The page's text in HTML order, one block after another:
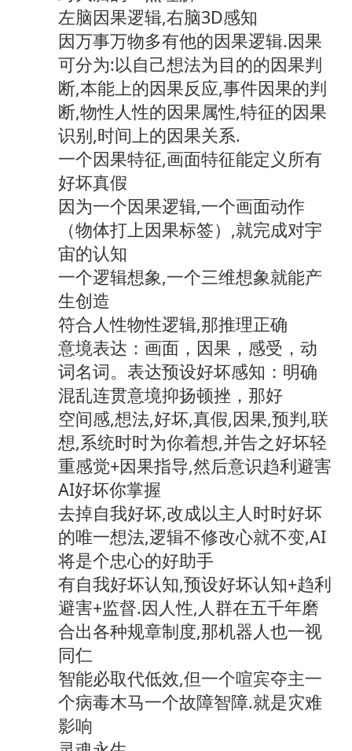
左脑因果逻辑,右脑3D感知
因万事万物多有他的因果逻辑.因果
可分为:以自己想法为目的的因果判
断,本能上的因果反应,事件因果的判
断,物性人性的因果属性,特征的因果
识别,时间上的因果关系.
一个因果特征,画面特征能定义所有
好坏真假
因为一个因果逻辑,一个画面动作
（物体打上因果标签）,就完成对宇
宙的认知
一个逻辑想象,一个三维想象就能产
生创造
符合人性物性逻辑,那推理正确
意境表达：画面，因果，感受，动
词名词。表达预设好坏感知：明确
混乱连贯意境抑扬顿挫，那好
空间感,想法,好坏,真假,因果,预判,联
想,系统时时为你着想,并告之好坏轻
重感觉+因果指导,然后意识趋利避害
AI好坏你掌握
去掉自我好坏,改成以主人时时好坏
的唯一想法,逻辑不修改心就不变,AI
将是个忠心的好助手
有自我好坏认知,预设好坏认知+趋利
避害+监督.因人性,人群在五千年磨
合出各种规章制度,那机器人也一视
同仁
智能必取代低效,但一个喧宾夺主一
个病毒木马一个故障智障.就是灾难
影响